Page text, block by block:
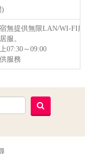
)
無提供無限LAN/WI-FI
服。
07:30～09:00
服務